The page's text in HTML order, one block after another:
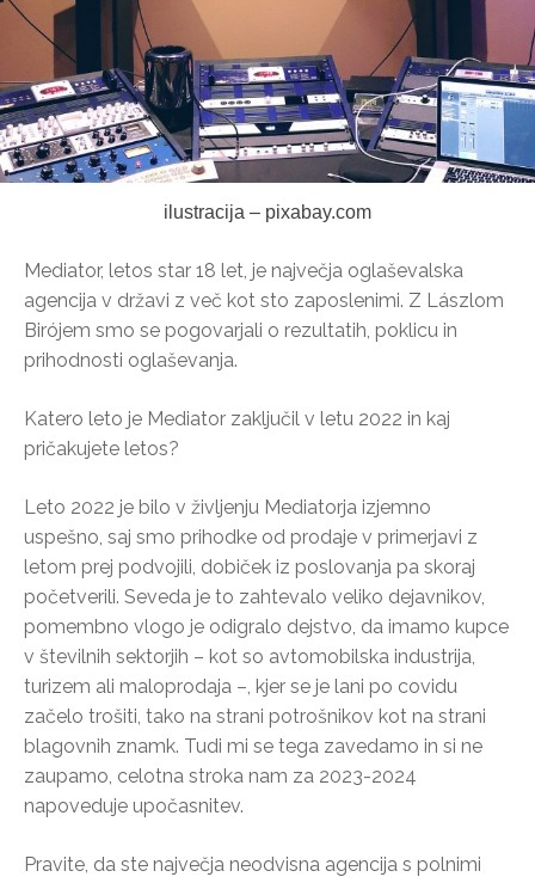
ilustracija – pixabay.com
Mediator, letos star 18 let, je največja oglaševalska
agencija v državi z več kot sto zaposlenimi. Z Lászlom
Birójem smo se pogovarjali o rezultatih, poklicu in
prihodnosti oglaševanja.
Katero leto je Mediator zaključil v letu 2022 in kaj
pričakujete letos?
Leto 2022 je bilo v življenju Mediatorja izjemno
uspešno, saj smo prihodke od prodaje v primerjavi z
letom prej podvojili, dobiček iz poslovanja pa skoraj
početverili. Seveda je to zahtevalo veliko dejavnikov,
pomembno vlogo je odigralo dejstvo, da imamo kupce
v številnih sektorjih – kot so avtomobilska industrija,
turizem ali maloprodaja –, kjer se je lani po covidu
začelo trošiti, tako na strani potrošnikov kot na strani
blagovnih znamk. Tudi mi se tega zavedamo in si ne
zaupamo, celotna stroka nam za 2023-2024
napoveduje upočasnitev.
Pravite, da ste največja neodvisna agencija s polnimi